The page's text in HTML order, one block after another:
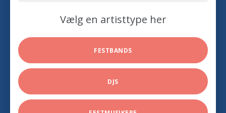
Vælg en artisttype her
FESTBANDS
DJS